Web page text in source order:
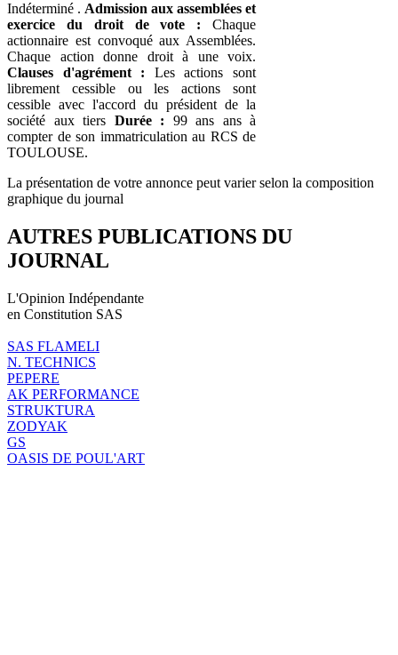
Indéterminé . Admission aux assemblées et
exercice du droit de vote : Chaque
actionnaire est convoqué aux Assemblées.
Chaque action donne droit à une voix.
Clauses d'agrément : Les actions sont
librement cessible ou les actions sont
cessible avec l'accord du président de la
société aux tiers Durée : 99 ans ans à
compter de son immatriculation au RCS de
TOULOUSE.
La présentation de votre annonce peut varier selon la composition
graphique du journal
AUTRES PUBLICATIONS DU
JOURNAL
L'Opinion Indépendante
en Constitution SAS
SAS FLAMELI
N. TECHNICS
PEPERE
AK PERFORMANCE
STRUKTURA
ZODYAK
GS
OASIS DE POUL'ART